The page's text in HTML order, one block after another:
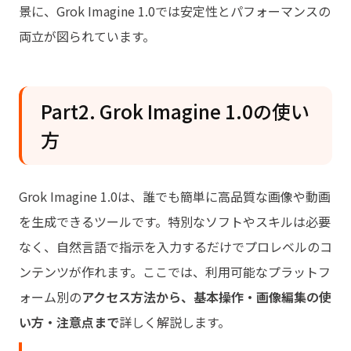
景に、Grok Imagine 1.0では安定性とパフォーマンスの
両立が図られています。
Part2. Grok Imagine 1.0の使い
方
Grok Imagine 1.0は、誰でも簡単に高品質な画像や動画
を生成できるツールです。特別なソフトやスキルは必要
なく、自然言語で指示を入力するだけでプロレベルのコ
ンテンツが作れます。ここでは、利用可能なプラットフ
ォーム別のアクセス方法から、基本操作・画像編集の使
い方・注意点まで詳しく解説します。